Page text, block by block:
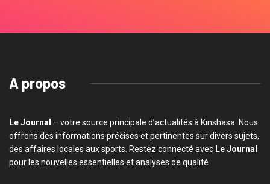
A propos
Le Journal – votre source principale d’actualités à Kinshasa. Nous
offrons des informations précises et pertinentes sur divers sujets,
des affaires locales aux sports. Restez connecté avec Le Journal
pour les nouvelles essentielles et analyses de qualité